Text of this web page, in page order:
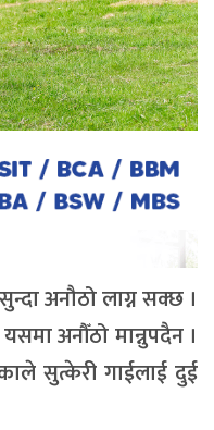
अनौठो लाग्न सक्छ ।
अनौँठो मान्नुपदैन ।
सुत्केरी गाईलाई दुई